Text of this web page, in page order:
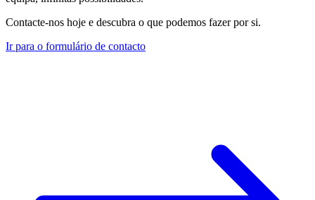
Contacte-nos hoje e descubra o que podemos fazer por si.
Ir para o formulário de contacto